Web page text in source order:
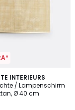
INTERIEURS
/ Lampenschirm
Ø 40 cm